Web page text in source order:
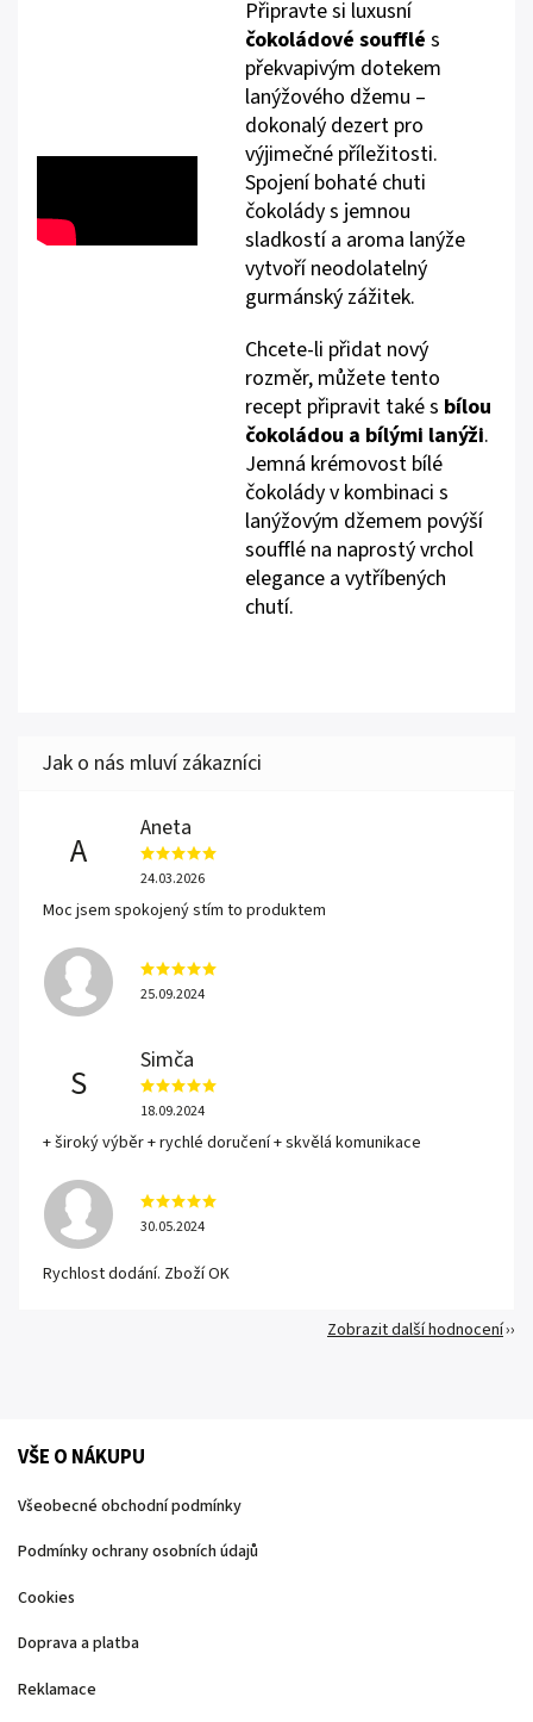
Připravte si luxusní
čokoládové soufflé s
překvapivým dotekem
lanýžového džemu –
dokonalý dezert pro
výjimečné příležitosti.
Spojení bohaté chuti
čokolády s jemnou
sladkostí a aroma lanýže
vytvoří neodolatelný
gurmánský zážitek.
Chcete-li přidat nový
rozměr, můžete tento
recept připravit také s bílou
čokoládou a bílými lanýži.
Jemná krémovost bílé
čokolády v kombinaci s
lanýžovým džemem povýší
soufflé na naprostý vrchol
elegance a vytříbených
chutí.
A
Aneta
24.03.2026
Moc jsem spokojený stím to produktem
25.09.2024
S
Simča
18.09.2024
+ široký výběr + rychlé doručení + skvělá komunikace
30.05.2024
Rychlost dodání. Zboží OK
Zobrazit další hodnocení
VŠE O NÁKUPU
Všeobecné obchodní podmínky
Podmínky ochrany osobních údajů
Cookies
Doprava a platba
Reklamace